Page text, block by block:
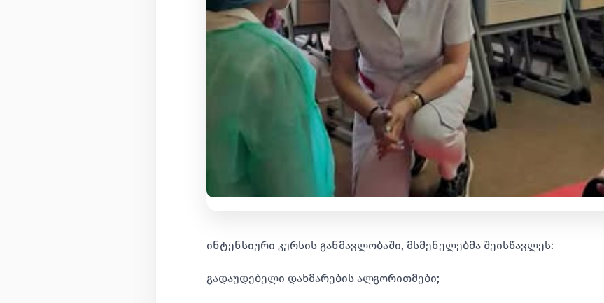
ინტენსიური კურსის განმავლობაში, მსმენელებმა შეისწავლეს:
გადაუდებელი დახმარების ალგორითმები;